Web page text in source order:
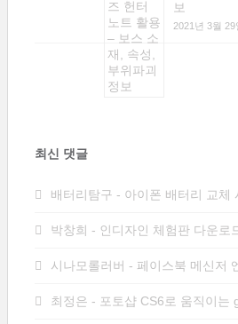
보
2021년 3월 29
최신 댓글
배터리탐구 - 아이폰 배터리 교체
박창희 - 인디자인 체험판 다운로
시나모롤러버 - 페이스북 메신저
최정은 - 포토샵 CS6로 움직이는